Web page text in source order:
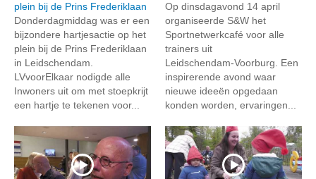
plein bij de Prins Frederiklaan
Donderdagmiddag was er een
bijzondere hartjesactie op het
plein bij de Prins Frederiklaan
in Leidschendam.
LVvoorElkaar nodigde alle
Inwoners uit om met stoepkrijt
een hartje te tekenen voor...
Op dinsdagavond 14 april
organiseerde S&W het
Sportnetwerkcafé voor alle
trainers uit
Leidschendam‑Voorburg. Een
inspirerende avond waar
nieuwe ideeën opgedaan
konden worden, ervaringen...